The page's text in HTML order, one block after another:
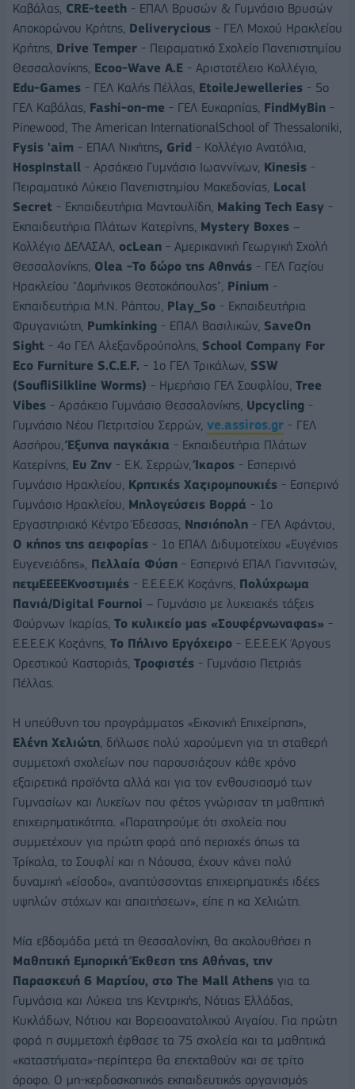
Καβάλας, CRE-teeth - ΕΠΑΛ Βρυσών & Γυμνάσιο Βρυσών
Αποκορώνου Κρήτης, Deliverycious - ΓΕΛ Μοχού Ηρακλείου
Κρήτης, Drive Temper - Πειραματικό Σχολείο Πανεπιστημίου
Θεσσαλονίκης, Ecoo-Wave Α.Ε - Αριστοτέλειο Κολλέγιο,
Edu-Games - ΓΕΛ Καλής Πέλλας, ΕtoileJewelleries - 5ο
ΓΕΛ Καβάλας, Fashi-on-me - ΓΕΛ Ευκαρπίας, FindMyBin -
Pinewood, The American InternationalSchool of Thessaloniki,
Fysis 'aim - ΕΠΑΛ Νικήτης, Grid - Κολλέγιο Ανατόλια,
HospInstall - Αρσάκειο Γυμνάσιο Ιωαννίνων, Kinesis -
Πειραματικό Λύκειο Πανεπιστημίου Μακεδονίας, Local
Secret - Εκπαιδευτήρια Μαντουλίδη, Making Tech Easy -
Εκπαιδευτήρια Πλάτων Κατερίνης, Mystery Boxes –
Κολλέγιο ΔΕΛΑΣΑΛ, ocLean - Αμερικανική Γεωργική Σχολή
Θεσσαλονίκης, Olea -Το δώρο της Αθηνάς - ΓΕΛ Γαζίου
Ηρακλείου "Δομήνικος Θεοτοκόπουλος", Pinium -
Εκπαιδευτήρια Μ.Ν. Ράπτου, Play_So - Εκπαιδευτήρια
Φρυγανιώτη, Pumkinking - ΕΠΑΛ Βασιλικών, SaveOn
Sight - 4ο ΓΕΛ Αλεξανδρούπολης, School Company For
Eco Furniture S.C.E.F. - 1ο ΓΕΛ Τρικάλων, SSW
(SoufliSilkline Worms) - Ημερήσιο ΓΕΛ Σουφλίου, Tree
Vibes - Αρσάκειο Γυμνάσιο Θεσσαλονίκης, Upcycling -
Γυμνάσιο Νέου Πετριτσίου Σερρών, ve.assiros.gr - ΓΕΛ
Ασσήρου,Έξυπνα παγκάκια - Εκπαιδευτήρια Πλάτων
Κατερίνης, Ευ Ζην - Ε.Κ. Σερρών, Ίκαρος - Εσπερινό
Γυμνάσιο Ηρακλείου, Κρητικές Χαζιρομπουκιές - Εσπερινό
Γυμνάσιο Ηρακλείου, Μηλογεύσεις Βορρά - 1ο
Εργαστηριακό Κέντρο Έδεσσας, Νησιόπολη - ΓΕΛ Αφάντου,
Ο κήπος της αειφορίας - 1ο ΕΠΑΛ Διδυμοτείχου «Ευγένιος
Ευγενειάδης», Πελλαία Φύση - Εσπερινό ΕΠΑΛ Γιαννιτσών,
πετμΕΕΕΕΚνοστιμιές - Ε.Ε.Ε.Ε.Κ Κοζάνης, Πολύχρωμα
Πανιά/Digital Fournoi – Γυμνάσιο με λυκειακές τάξεις
Φούρνων Ικαρίας, Το κυλικείο μας «Σουφέρνωναφας» -
Ε.Ε.Ε.Ε.Κ Κοζάνης, Το Πήλινο Εργόχειρο - Ε.Ε.Ε.Ε.Κ Άργους
Ορεστικού Καστοριάς, Τροφιστές - Γυμνάσιο Πετριάς
Πέλλας.
Η υπεύθυνη του προγράμματος «Εικονική Επιχείρηση»,
Ελένη Χελιώτη, δήλωσε πολύ χαρούμενη για τη σταθερή
συμμετοχή σχολείων που παρουσιάζουν κάθε χρόνο
εξαιρετικά προϊόντα αλλά και για τον ενθουσιασμό των
Γυμνασίων και Λυκείων που φέτος γνώρισαν τη μαθητική
επιχειρηματικότητα. «Παρατηρούμε ότι σχολεία που
συμμετέχουν για πρώτη φορά από περιοχές όπως τα
Τρίκαλα, το Σουφλί και η Νάουσα, έχουν κάνει πολύ
δυναμική «είσοδο», αναπτύσσοντας επιχειρηματικές ιδέες
υψηλών στόχων και απαιτήσεων», είπε η κα Χελιώτη.
Μία εβδομάδα μετά τη Θεσσαλονίκη, θα ακολουθήσει η
Μαθητική Εμπορική Έκθεση της Αθήνας, την
Παρασκευή 6 Μαρτίου, στο The Mall Athens για τα
Γυμνάσια και Λύκεια της Κεντρικής, Νότιας Ελλάδας,
Κυκλάδων, Νότιου και Βορειοανατολικού Αιγαίου. Για πρώτη
φορά η συμμετοχή έφθασε τα 75 σχολεία και τα μαθητικά
«καταστήματα»-περίπτερα θα επεκταθούν και σε τρίτο
όροφο. Ο μη-κερδοσκοπικός εκπαιδευτικός οργανισμός